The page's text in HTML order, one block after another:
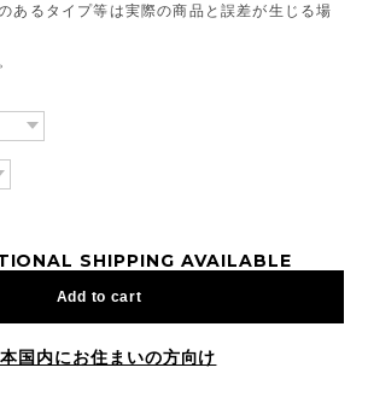
あるタイプ等は実際の商品と誤差が生じる場
SHIPPING AVAILABLE
Add to cart
国内にお住まいの方向け